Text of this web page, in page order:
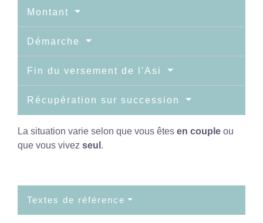
Montant
Démarche
Fin du versement de l'Asi
Récupération sur succession
La situation varie selon que vous êtes en couple ou
que vous vivez seul .
Textes de référence